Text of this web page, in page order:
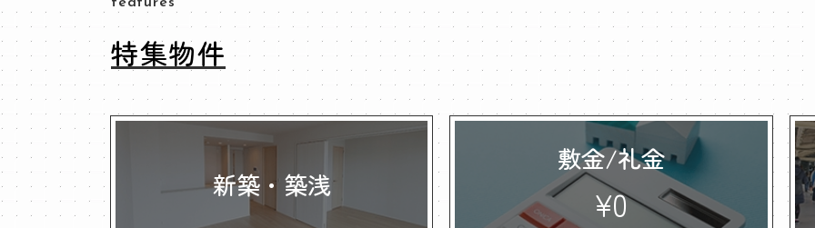
特集物件
新築・築浅
敷金/礼金
¥0